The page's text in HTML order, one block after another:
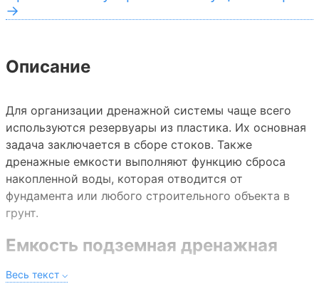
→
Описание
Для организации дренажной системы чаще всего
используются резервуары из пластика. Их основная
задача заключается в сборе стоков. Также
дренажные емкости выполняют функцию сброса
накопленной воды, которая отводится от
фундамента или любого строительного объекта в
грунт.
Емкость подземная дренажная